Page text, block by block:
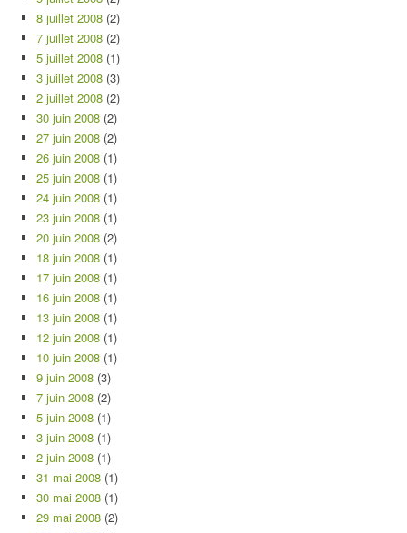
8 juillet 2008 (2)
7 juillet 2008 (2)
5 juillet 2008 (1)
3 juillet 2008 (3)
2 juillet 2008 (2)
30 juin 2008 (2)
27 juin 2008 (2)
26 juin 2008 (1)
25 juin 2008 (1)
24 juin 2008 (1)
23 juin 2008 (1)
20 juin 2008 (2)
18 juin 2008 (1)
17 juin 2008 (1)
16 juin 2008 (1)
13 juin 2008 (1)
12 juin 2008 (1)
10 juin 2008 (1)
9 juin 2008 (3)
7 juin 2008 (2)
5 juin 2008 (1)
3 juin 2008 (1)
2 juin 2008 (1)
31 mai 2008 (1)
30 mai 2008 (1)
29 mai 2008 (2)